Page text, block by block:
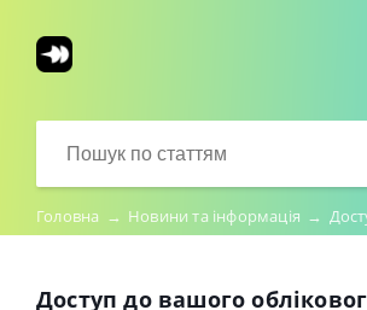
Головна → Новини та інформація → Доступ до
Доступ до вашого